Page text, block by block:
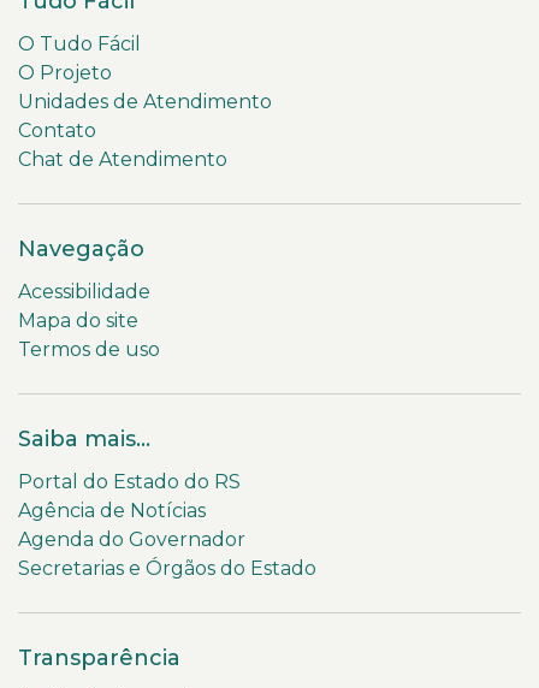
O Tudo Fácil
O Projeto
Unidades de Atendimento
Contato
Chat de Atendimento
Navegação
Acessibilidade
Mapa do site
Termos de uso
Saiba mais...
Portal do Estado do RS
Agência de Notícias
Agenda do Governador
Secretarias e Órgãos do Estado
Transparência